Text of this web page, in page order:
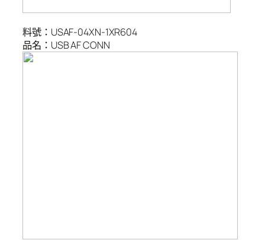
料號：USAF-04XN-1XR604
品名：USB AF CONN